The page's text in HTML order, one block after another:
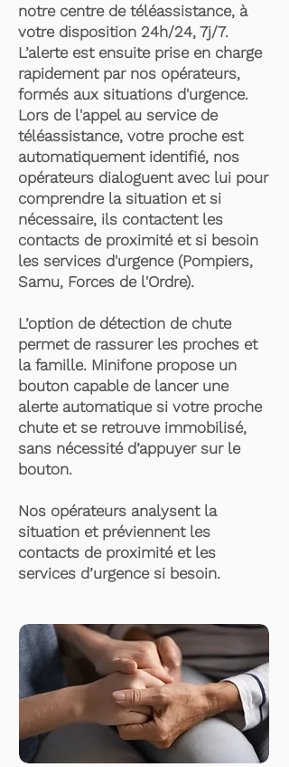
notre centre de téléassistance, à
votre disposition 24h/24, 7j/7.
L’alerte est ensuite prise en charge
rapidement par nos opérateurs,
formés aux situations d'urgence.
Lors de l'appel au service de
téléassistance, votre proche est
automatiquement identifié, nos
opérateurs dialoguent avec lui pour
comprendre la situation et si
nécessaire, ils contactent les
contacts de proximité et si besoin
les services d'urgence (Pompiers,
Samu, Forces de l'Ordre).
L’option de détection de chute
permet de rassurer les proches et
la famille. Minifone propose un
bouton capable de lancer une
alerte automatique si votre proche
chute et se retrouve immobilisé,
sans nécessité d’appuyer sur le
bouton.
Nos opérateurs analysent la
situation et préviennent les
contacts de proximité et les
services d’urgence si besoin.